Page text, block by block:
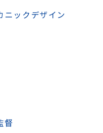
ニックデザイン
督